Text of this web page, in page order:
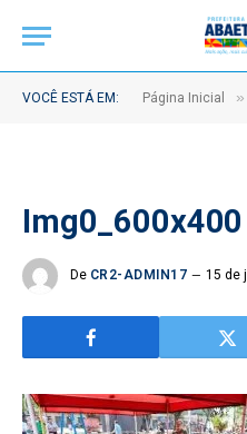
VOCÊ ESTÁ EM: Página Inicial »
Img0_600x400
De CR2-ADMIN17 15 de